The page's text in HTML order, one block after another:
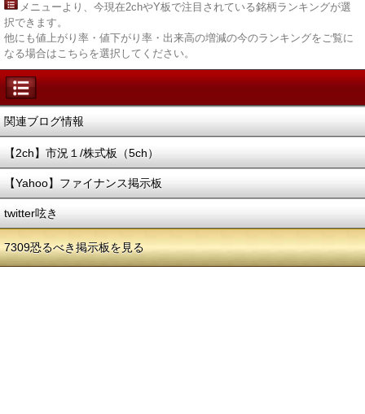
メニューより、今現在2chやY板で注目されている銘柄ランキングが選
択できます。
他にも値上がり率・値下がり率・出来高の増減の今のランキングをご覧に
なる場合はこちらを選択してください。
関連ブログ情報
【2ch】市況１/株式板（5ch）
【Yahoo】ファイナンス掲示板
twitter呟き
7309恐るべき掲示板を見る